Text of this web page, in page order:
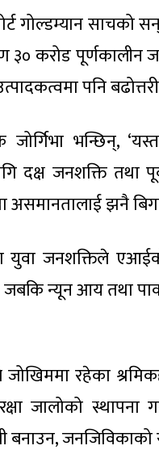
गोल्डम्यान साचको
३० करोड पूर्णकालीन
पनि
जोर्गिभा भन्छिन्,
दक्ष जनशक्ति तथा
झनै
जनशक्तिले
न्यून आय तथा
रहेका
जालोको
जनजिविकाको